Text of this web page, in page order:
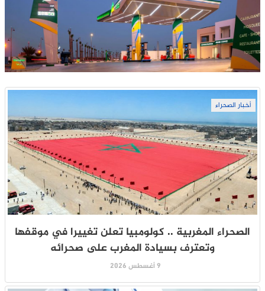
أخبار الصحراء
الصحراء المغربية .. كولومبيا تعلن تغييرا في موقفها
وتعترف بسيادة المغرب على صحرائه
9 أغسطس 2026